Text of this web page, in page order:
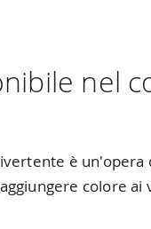
nel
è un'opera
colore ai